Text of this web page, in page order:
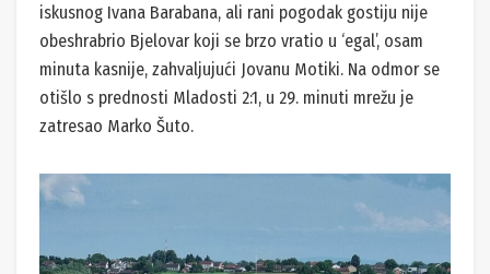
iskusnog Ivana Barabana, ali rani pogodak gostiju nije
obeshrabrio Bjelovar koji se brzo vratio u ‘egal’, osam
minuta kasnije, zahvaljujući Jovanu Motiki. Na odmor se
otišlo s prednosti Mladosti 2:1, u 29. minuti mrežu je
zatresao Marko Šuto.